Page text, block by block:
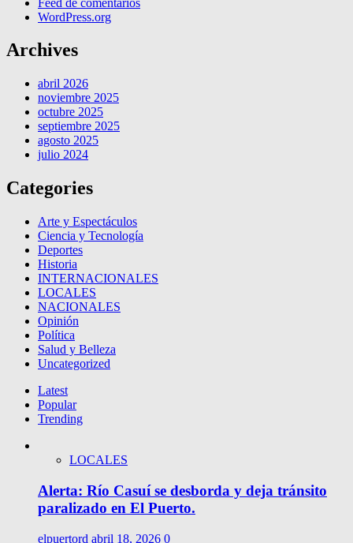
WordPress.org
Archives
abril 2026
noviembre 2025
octubre 2025
septiembre 2025
agosto 2025
julio 2024
Categories
Arte y Espectáculos
Ciencia y Tecnología
Deportes
Historia
INTERNACIONALES
LOCALES
NACIONALES
Opinión
Política
Salud y Belleza
Uncategorized
Latest
Popular
Trending
LOCALES
Alerta: Río Casuí se desborda y deja tránsito
paralizado en El Puerto.
elpuertord abril 18, 2026 0